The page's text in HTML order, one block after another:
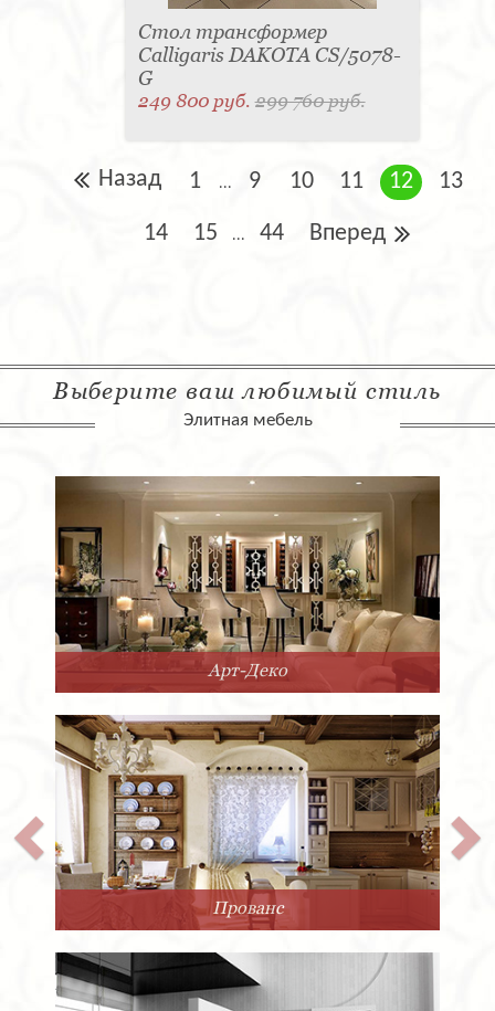
Стол трансформер
Calligaris DAKOTA CS/5078-
G
249 800 руб.299 760 руб.
Назад 1 ... 9 10 11 12 13
14 15 ... 44 Вперед
Выберите ваш любимый стиль
Элитная мебель
Арт-Деко
Прованс